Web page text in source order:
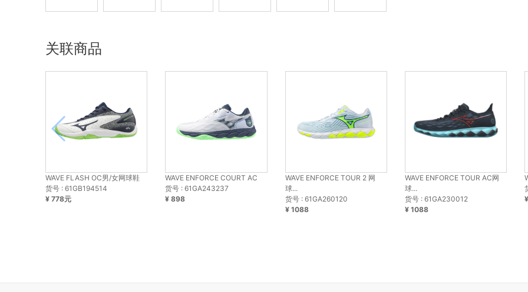
关联商品
WAVE FLASH OC男/女网球鞋
货号 : 61GB194514
¥ 778元
WAVE ENFORCE COURT AC
货号 : 61GA243237
¥ 898
WAVE ENFORCE TOUR 2 网
球...
货号 : 61GA260120
¥ 1088
WAVE ENFORCE TOUR AC网
球...
货号 : 61GA230012
¥ 1088